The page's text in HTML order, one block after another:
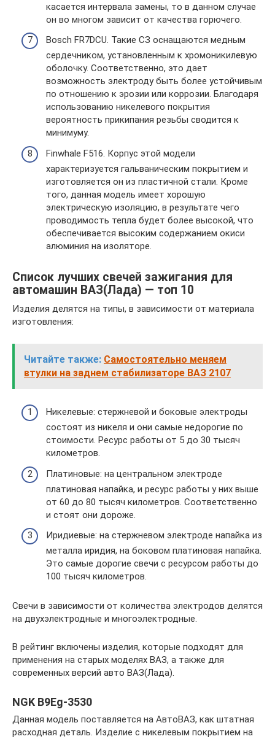
касается интервала замены, то в данном случае
он во многом зависит от качества горючего.
Bosch FR7DCU. Такие СЗ оснащаются медным
сердечником, установленным к хромоникилевую
оболочку. Соответственно, это дает
возможность электроду быть более устойчивым
по отношению к эрозии или коррозии. Благодаря
использованию никелевого покрытия
вероятность прикипания резьбы сводится к
минимуму.
Finwhale F516. Корпус этой модели
характеризуется гальваническим покрытием и
изготовляется он из пластичной стали. Кроме
того, данная модель имеет хорошую
электрическую изоляцию, в результате чего
проводимость тепла будет более высокой, что
обеспечивается высоким содержанием окиси
алюминия на изоляторе.
Список лучших свечей зажигания для
автомашин ВАЗ(Лада) — топ 10
Изделия делятся на типы, в зависимости от материала
изготовления:
Читайте также: Самостоятельно меняем
втулки на заднем стабилизаторе ВАЗ 2107
Никелевые: стержневой и боковые электроды
состоят из никеля и они самые недорогие по
стоимости. Ресурс работы от 5 до 30 тысяч
километров.
Платиновые: на центральном электроде
платиновая напайка, и ресурс работы у них выше
от 60 до 80 тысяч километров. Соответственно
и стоят они дороже.
Иридиевые: на стержневом электроде напайка из
металла иридия, на боковом платиновая напайка.
Это самые дорогие свечи с ресурсом работы до
100 тысяч километров.
Свечи в зависимости от количества электродов делятся
на двухэлектродные и многоэлектродные.
В рейтинг включены изделия, которые подходят для
применения на старых моделях ВАЗ, а также для
современных версий авто ВАЗ(Лада).
NGK B9Eg-3530
Данная модель поставляется на АвтоВАЗ, как штатная
расходная деталь. Изделие с никелевым покрытием на